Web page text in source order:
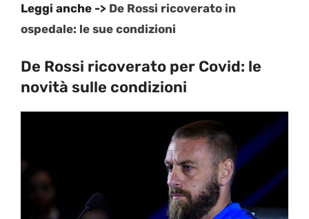
Leggi anche -> De Rossi ricoverato in
ospedale: le sue condizioni
De Rossi ricoverato per Covid: le
novità sulle condizioni